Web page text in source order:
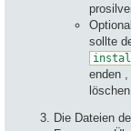
sollte
enden
löschen.
Die Dateien